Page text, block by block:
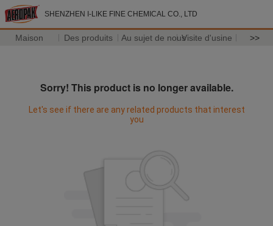
SHENZHEN I-LIKE FINE CHEMICAL CO., LTD
Maison Des produits Au sujet de nousVisite d'usine >>
Sorry! This product is no longer available.
Let's see if there are any related products that interest
you